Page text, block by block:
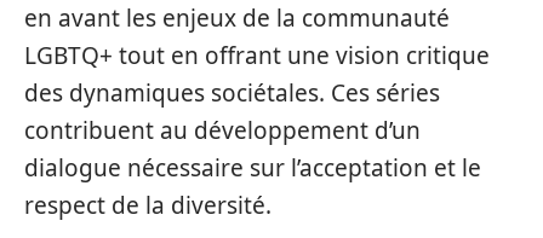
en avant les enjeux de la communauté
LGBTQ+ tout en offrant une vision critique
des dynamiques sociétales. Ces séries
contribuent au développement d’un
dialogue nécessaire sur l’acceptation et le
respect de la diversité.